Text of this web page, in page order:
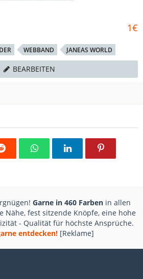
1€
WEBBAND JANEAS WORLD
BEARBEITEN
Garne in 460 Farben in allen
Nähe, fest sitzende Knöpfe, eine hohe
- Qualität für höchste Ansprüche.
entdecken! [Reklame]